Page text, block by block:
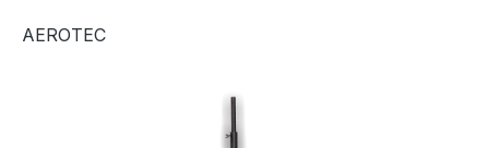
AEROTEC
Bildergalerie überspringen